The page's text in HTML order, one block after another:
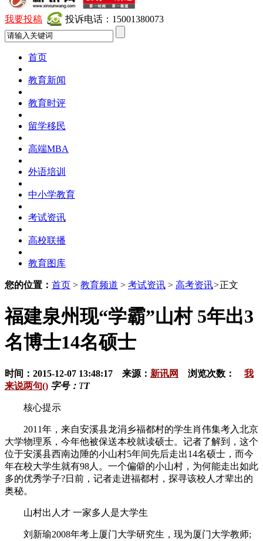
我要投稿 投诉电话：15001380073
首页
教育新闻
教育时评
留学移民
高端MBA
外语培训
中小学教育
考试资讯
高校联播
教育图库
您的位置： 首页 > 教育频道 > 考试资讯 > 高考资讯>正文
福建泉州现“学霸”山村 5年出3
名博士14名硕士
时间：2015-12-07 13:48:17 来源： 新讯网 浏览次数： 我
来说两句() 字号： TT
核心提示
2011年，来自安溪县龙涓乡福都村的学生肖伟集考入北京
大学物理系，今年他被保送本校就读硕士。记者了解到，这个
位于安溪县西南边陲的小山村5年间先后走出14名硕士，而今
年在校大学生就有98人。一个偏僻的小山村，为何能走出如此
多的优秀学子?日前，记者走进福都村，探寻该校人才辈出的
奥秘。
山村出人才 一家多人是大学生
刘新瑜2008年考上厦门大学研究生，现为厦门大学教师;